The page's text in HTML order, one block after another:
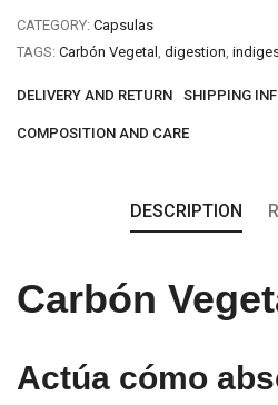
CATEGORY: Capsulas
TAGS: Carbón Vegetal , digestion,
DELIVERY AND RETURN SHIPPING
COMPOSITION AND CARE
DESCRIPTION
Carbón
Actúa cómo